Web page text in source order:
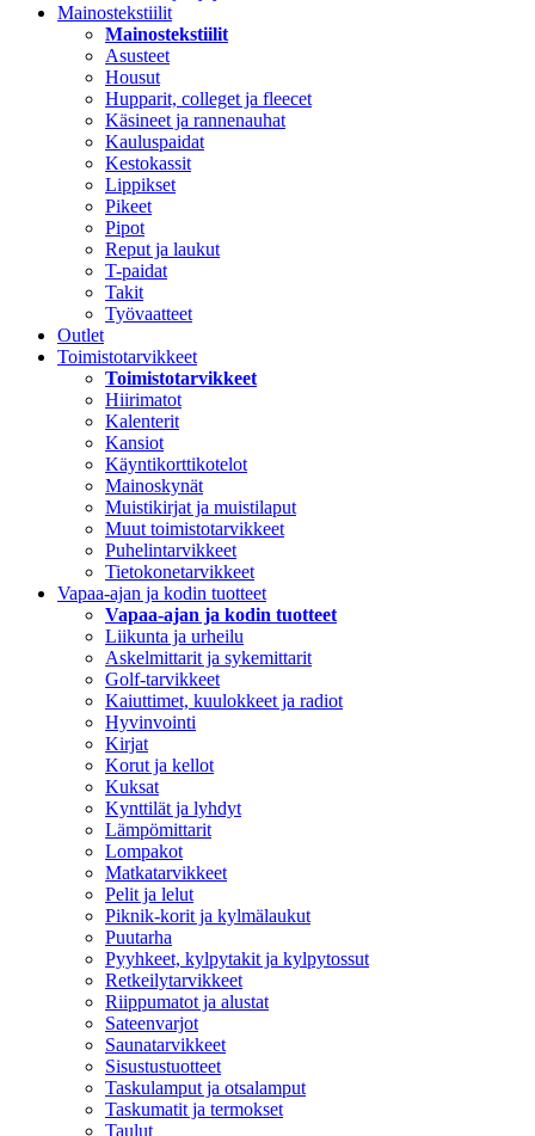
Mainostekstiilit
Mainostekstiilit
Asusteet
Housut
Hupparit, colleget ja fleecet
Käsineet ja rannenauhat
Kauluspaidat
Kestokassit
Lippikset
Pikeet
Pipot
Reput ja laukut
T-paidat
Takit
Työvaatteet
Outlet
Toimistotarvikkeet
Toimistotarvikkeet
Hiirimatot
Kalenterit
Kansiot
Käyntikorttikotelot
Mainoskynät
Muistikirjat ja muistilaput
Muut toimistotarvikkeet
Puhelintarvikkeet
Tietokonetarvikkeet
Vapaa-ajan ja kodin tuotteet
Vapaa-ajan ja kodin tuotteet
Liikunta ja urheilu
Askelmittarit ja sykemittarit
Golf-tarvikkeet
Kaiuttimet, kuulokkeet ja radiot
Hyvinvointi
Kirjat
Korut ja kellot
Kuksat
Kynttilät ja lyhdyt
Lämpömittarit
Lompakot
Matkatarvikkeet
Pelit ja lelut
Piknik-korit ja kylmälaukut
Puutarha
Pyyhkeet, kylpytakit ja kylpytossut
Retkeilytarvikkeet
Riippumatot ja alustat
Sateenvarjot
Saunatarvikkeet
Sisustustuotteet
Taskulamput ja otsalamput
Taskumatit ja termokset
Taulut